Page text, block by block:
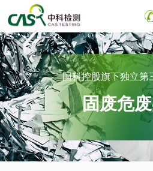
国科控股旗下独立第
固废危
人造草坪检测
卫生用品
卫生湿巾检测
一次性卫生用品
理检测
一次性使用卫生